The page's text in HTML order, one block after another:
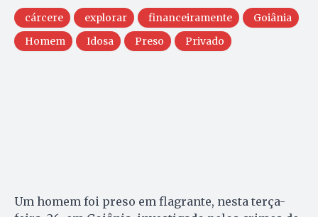
cárcere explorar financeiramente
Goiânia
Homem
Idosa Preso Privado
Um homem foi preso em flagrante, nesta terça-